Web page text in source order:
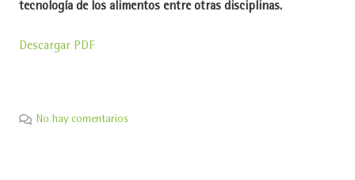
tecnología de los alimentos entre otras disciplinas.
Descargar PDF
No hay comentarios